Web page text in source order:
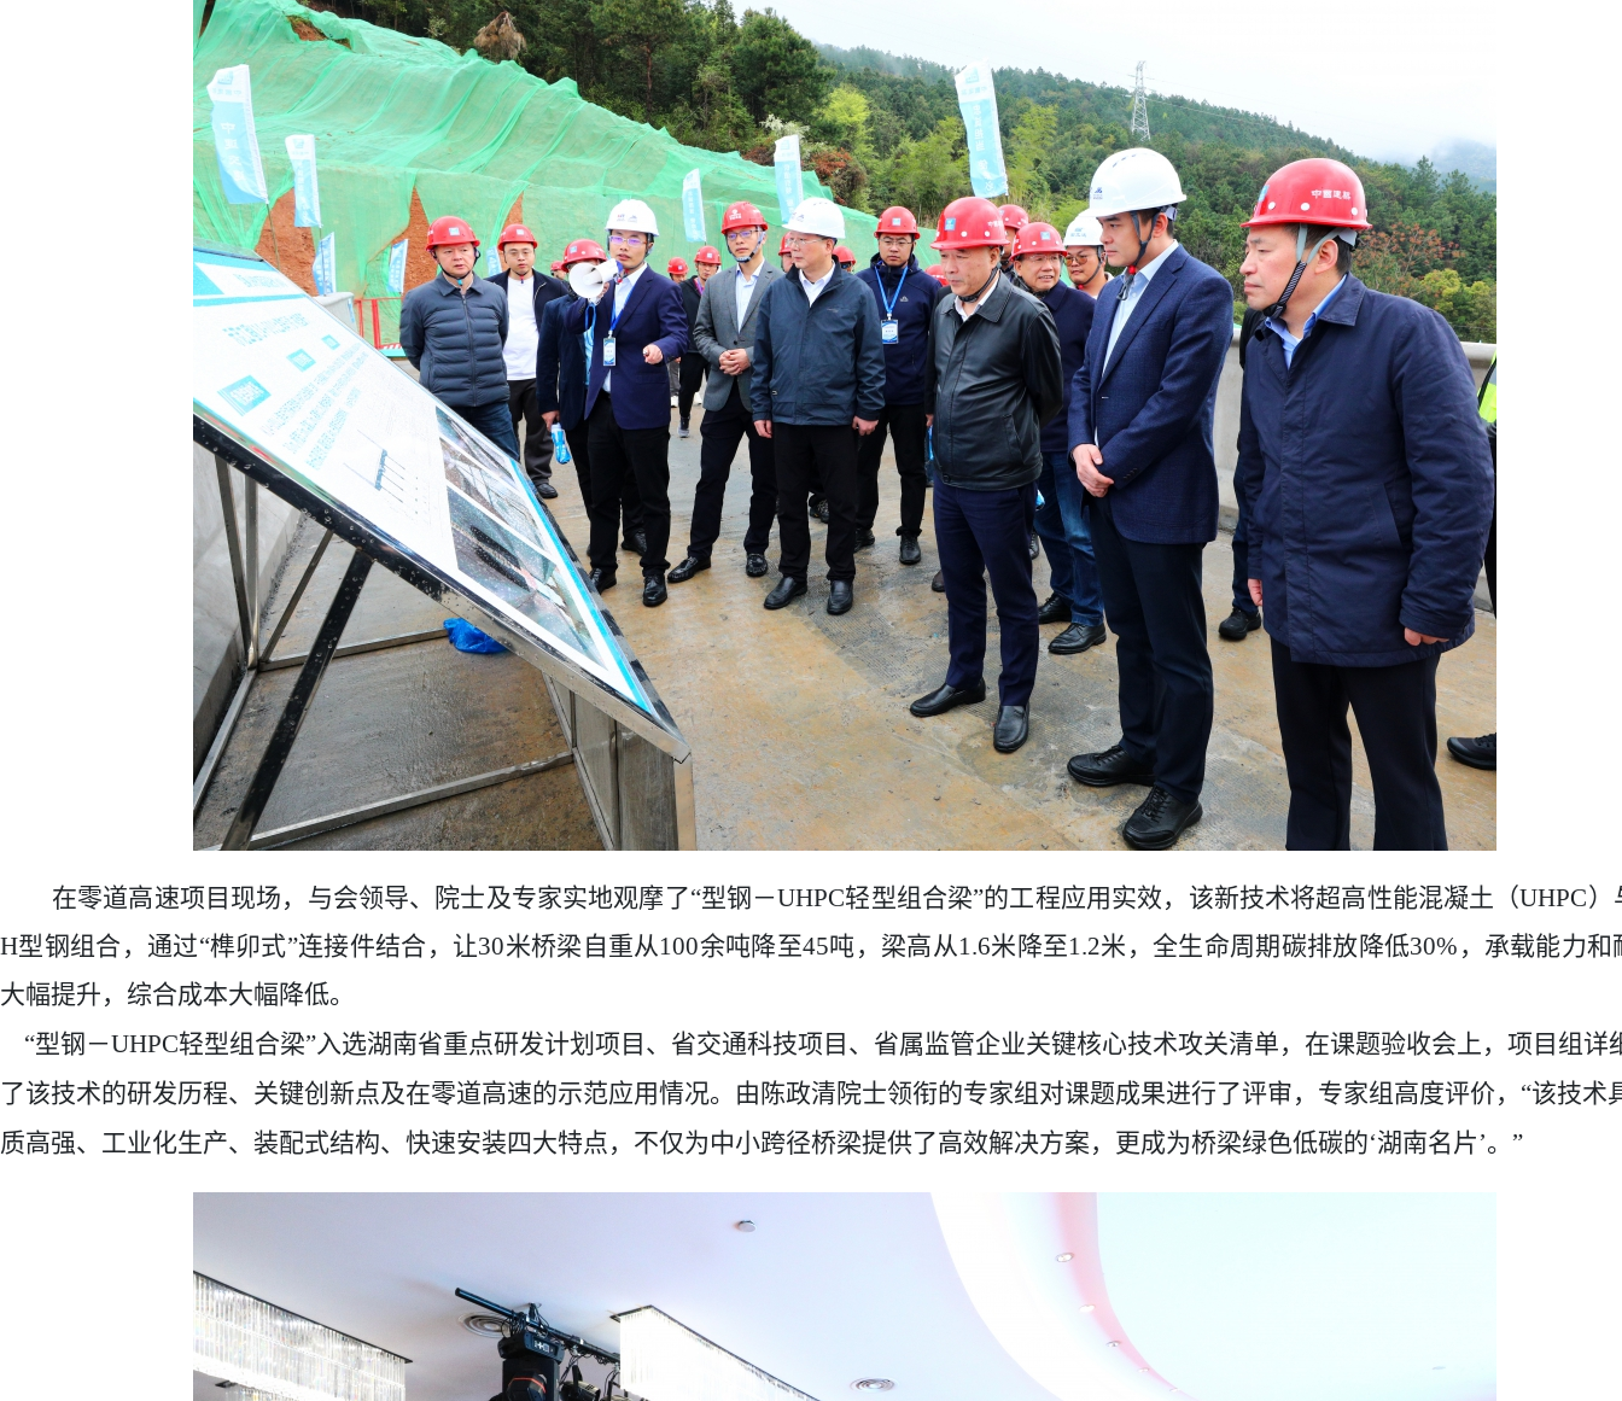
在零道高速项目现场，与会领导、院士及专家实地观摩了“型钢－UHPC轻型组合梁”的工程应用 实效，该新技术将超高性能混凝土（UHPC）
H型钢组合，通过“榫卯式”连接件结合，让30米桥梁自重从100余吨降至45吨，梁高从1.6米降至1.2米，全生命周期碳排放降低30% ，承载能力和
大幅提升，综合成本大幅降低。
“型钢－UHPC轻型组合梁”入选湖南省重点研发计划项目、省交通科技项目、省属监管企业关键核心技术攻关清单， 在课题验收会上， 项目组详
了该技术的研发历程、关键创新点及在零道高速的示范应用情况。由陈政清院士领衔的专家组对课题成果进行了评审， 专家组高度评价， “该技术
质高强、工业化生产、装配式结构、快速安装四大特点，不仅为中小跨径桥梁提供了高效解决方案，更成为桥梁绿色低碳的‘湖南名片’。”